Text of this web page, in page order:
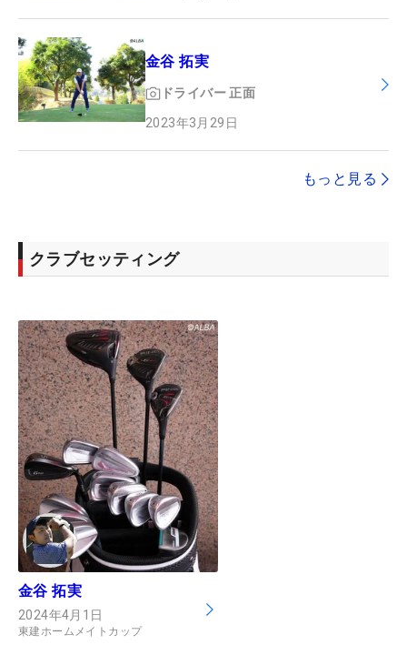
金谷 拓実
ドライバー 正面
2023年3月29日
もっと見る
クラブセッティング
金谷 拓実
2024年4月1日
東建ホームメイトカップ